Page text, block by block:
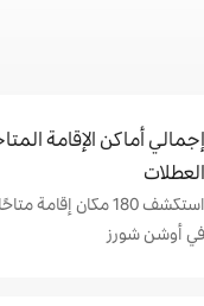
إجمالي أماكن الإقامة
العطلات
استكشف 180 مكان
في أوشن شورز